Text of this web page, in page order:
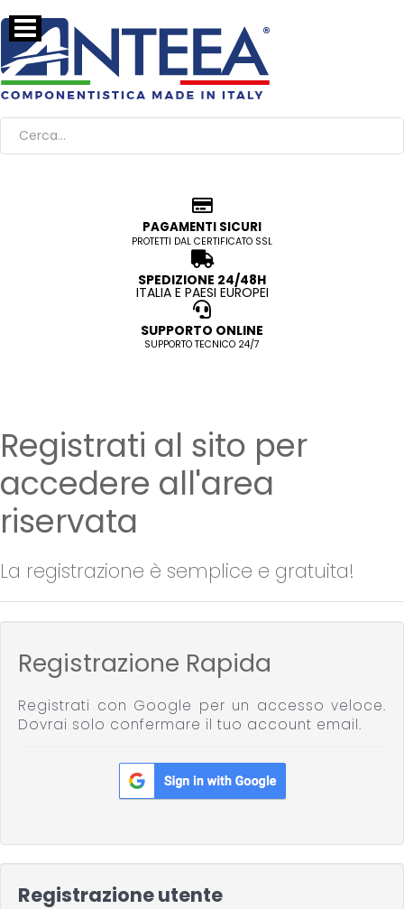
PAGAMENTI SICURI
PROTETTI DAL CERTIFICATO SSL
SPEDIZIONE 24/48H
ITALIA E PAESI EUROPEI
SUPPORTO ONLINE
SUPPORTO TECNICO 24/7
Registrati al sito per
accedere all'area
riservata
La registrazione è semplice e gratuita!
Registrazione Rapida
Registrati con Google per un accesso veloce.
Dovrai solo confermare il tuo account email.
Registrazione utente